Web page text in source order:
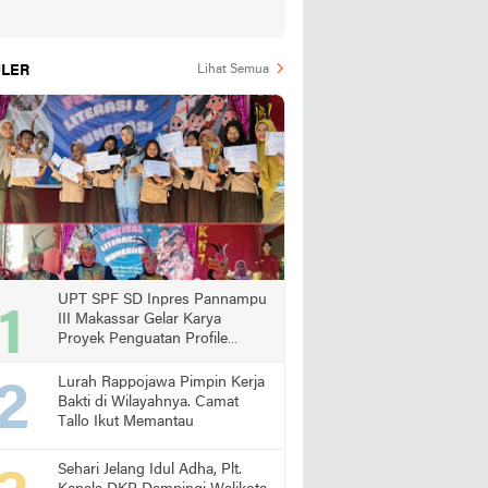
Lihat Semua
UPT SPF SD Inpres Pannampu
III Makassar Gelar Karya
Proyek Penguatan Profile
Lurah Rappojawa Pimpin Kerja
Bakti di Wilayahnya. Camat
Tallo Ikut Memantau
Sehari Jelang Idul Adha, Plt.